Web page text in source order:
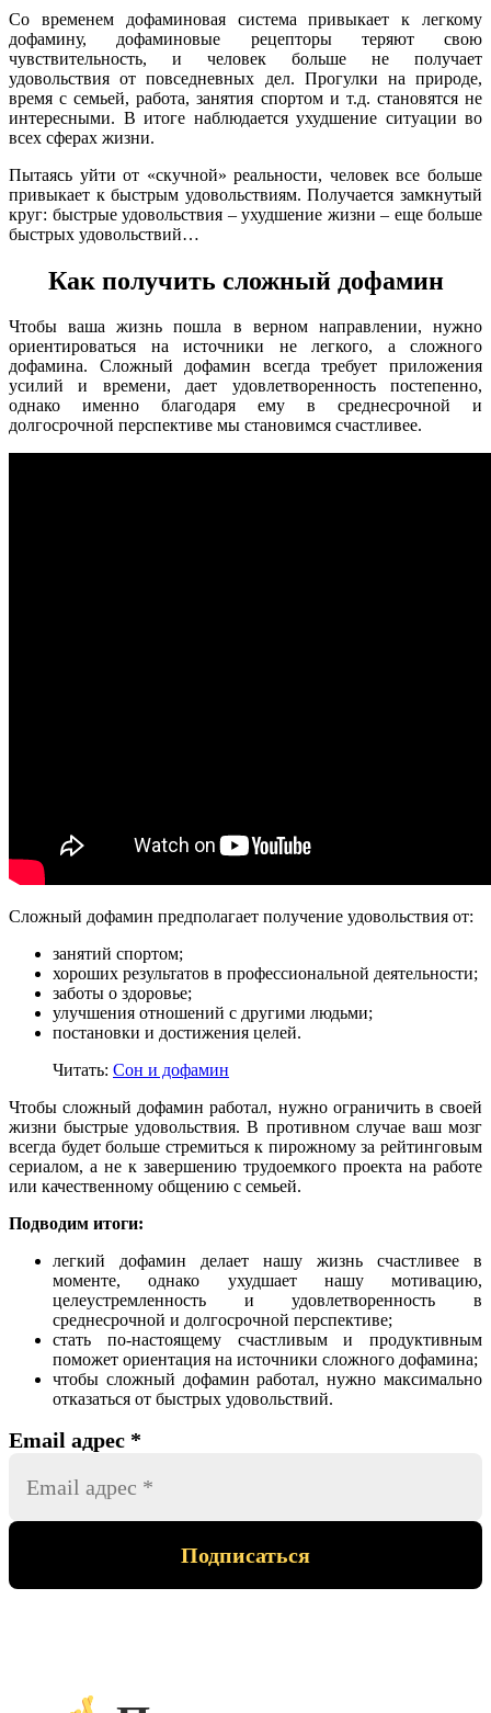
Со временем дофаминовая система привыкает к легкому
дофамину, дофаминовые рецепторы теряют свою
чувствительность, и человек больше не получает
удовольствия от повседневных дел. Прогулки на природе,
время с семьей, работа, занятия спортом и т.д. становятся не
интересными. В итоге наблюдается ухудшение ситуации во
всех сферах жизни.
Пытаясь уйти от «скучной» реальности, человек все больше
привыкает к быстрым удовольствиям. Получается замкнутый
круг: быстрые удовольствия – ухудшение жизни – еще больше
быстрых удовольствий…
Как получить сложный дофамин
Чтобы ваша жизнь пошла в верном направлении, нужно
ориентироваться на источники не легкого, а сложного
дофамина. Сложный дофамин всегда требует приложения
усилий и времени, дает удовлетворенность постепенно,
однако именно благодаря ему в среднесрочной и
долгосрочной перспективе мы становимся счастливее.
Сложный дофамин предполагает получение удовольствия от:
занятий спортом;
хороших результатов в профессиональной деятельности;
заботы о здоровье;
улучшения отношений с другими людьми;
постановки и достижения целей.
Читать: Сон и дофамин
Чтобы сложный дофамин работал, нужно ограничить в своей
жизни быстрые удовольствия. В противном случае ваш мозг
всегда будет больше стремиться к пирожному за рейтинговым
сериалом, а не к завершению трудоемкого проекта на работе
или качественному общению с семьей.
Подводим итоги:
легкий дофамин делает нашу жизнь счастливее в
моменте, однако ухудшает нашу мотивацию,
целеустремленность и удовлетворенность в
среднесрочной и долгосрочной перспективе;
стать по-настоящему счастливым и продуктивным
поможет ориентация на источники сложного дофамина;
чтобы сложный дофамин работал, нужно максимально
отказаться от быстрых удовольствий.
Email адрес *